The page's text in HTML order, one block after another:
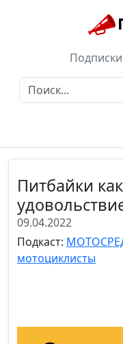
Подписки
Питбайки
09.04.2022
Подкаст:
мотоциклисты